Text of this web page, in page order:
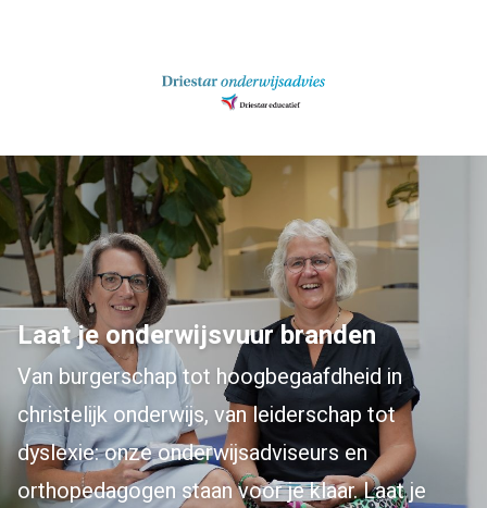
Laat je onderwijsvuur branden
Van burgerschap tot hoogbegaafdheid in
christelijk onderwijs, van leiderschap tot
dyslexie: onze onderwijsadviseurs en
orthopedagogen staan voor je klaar. Laat je